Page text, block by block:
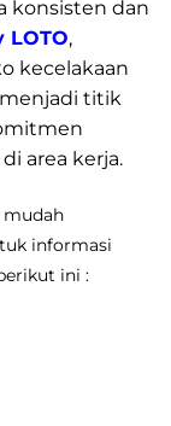
konsisten dan
LOTO,
kecelakaan
titik
area kerja.
informasi
ini :